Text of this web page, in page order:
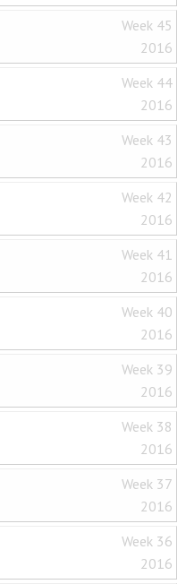
Week 45
2016
Week 44
2016
Week 43
2016
Week 42
2016
Week 41
2016
Week 40
2016
Week 39
2016
Week 38
2016
Week 37
2016
Week 36
2016